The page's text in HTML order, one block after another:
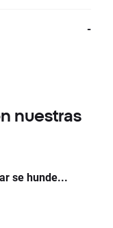
-
nuestras
se hunde...